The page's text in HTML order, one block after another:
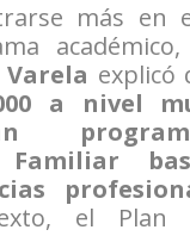
más en
explicó
a nivel
Familiar
el Plan